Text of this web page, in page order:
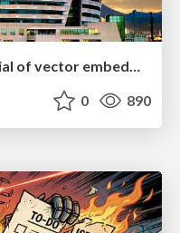
Unlocking the hidden potential of vector embeddings in international SEO
0 890